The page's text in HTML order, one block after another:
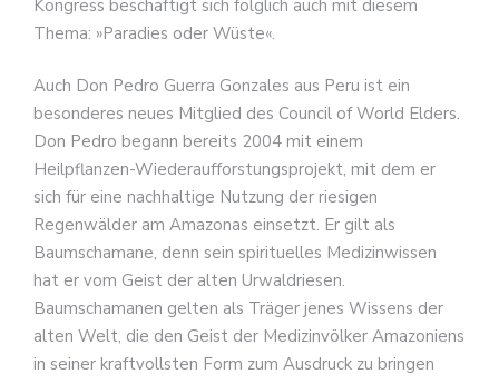
Kongress beschäftigt sich folglich auch mit diesem
Thema: »Paradies oder Wüste«.
Auch Don Pedro Guerra Gonzales aus Peru ist ein
besonderes neues Mitglied des Council of World Elders.
Don Pedro begann bereits 2004 mit einem
Heilpflanzen-Wiederaufforstungsprojekt, mit dem er
sich für eine nachhaltige Nutzung der riesigen
Regenwälder am Amazonas einsetzt. Er gilt als
Baumschamane, denn sein spirituelles Medizinwissen
hat er vom Geist der alten Urwaldriesen.
Baumschamanen gelten als Träger jenes Wissens der
alten Welt, die den Geist der Medizinvölker Amazoniens
in seiner kraftvollsten Form zum Ausdruck zu bringen